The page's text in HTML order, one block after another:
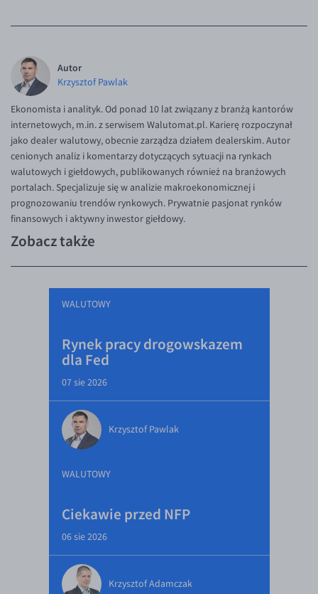
Autor
Krzysztof Pawlak
Ekonomista i analityk. Od ponad 10 lat związany z branżą kantorów
internetowych, m.in. z serwisem Walutomat.pl. Karierę rozpoczynał
jako dealer walutowy, obecnie zarządza działem dealerskim. Autor
cenionych analiz i komentarzy dotyczących sytuacji na rynkach
walutowych i giełdowych, publikowanych również na branżowych
portalach. Specjalizuje się w analizie makroekonomicznej i
prognozowaniu trendów rynkowych. Prywatnie pasjonat rynków
finansowych i aktywny inwestor giełdowy.
Zobacz także
WALUTOWY
Rynek pracy drogowskazem
dla Fed
07 sie 2026
Krzysztof Pawlak
WALUTOWY
Ciekawie przed NFP
06 sie 2026
Krzysztof Adamczak